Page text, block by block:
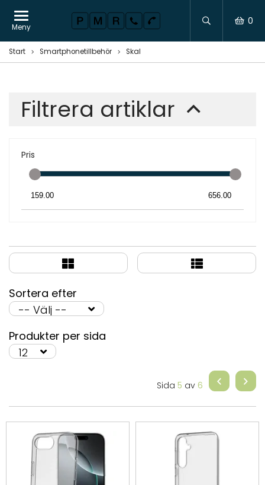
Start Smartphonetillbehör Skal
Filtrera artiklar
Pris
Sortera efter
Produkter per sida
Sida 5 av 6
Meny
0